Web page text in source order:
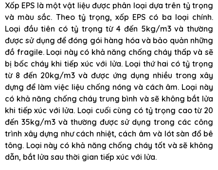
Xốp EPS là một vật liệu được phân loại dựa trên tỷ trọng
và màu sắc. Theo tỷ trọng, xốp EPS có ba loại chính.
Loại đầu tiên có tỷ trọng từ 4 đến 5kg/m3 và thường
được sử dụng để đóng gói hàng hóa và bảo quản những
đồ fragile. Loại này có khả năng chống cháy thấp và sẽ
bị bốc cháy khi tiếp xúc với lửa. Loại thứ hai có tỷ trọng
từ 8 đến 20kg/m3 và được ứng dụng nhiều trong xây
dựng để làm việc liệu chống nóng và cách âm. Loại này
có khả năng chống cháy trung bình và sẽ không bắt lửa
khi tiếp xúc với lửa. Loại cuối cùng có tỷ trọng cao từ 20
đến 35kg/m3 và thường được sử dụng trong các công
trình xây dựng như cách nhiệt, cách âm và lót sàn đổ bê
tông. Loại này có khả năng chống cháy tốt và sẽ không
dẫn, bắt lửa sau thời gian tiếp xúc với lửa.